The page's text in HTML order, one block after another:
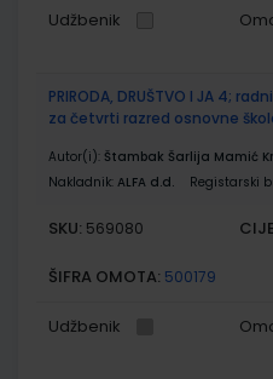
Udžbenik
PRIRODA, DRUŠTVO I JA 4;
za četvrti razred osnovne
Autor(i): Štambak Šarlija Mamić
Nakladnik: ALFA d.d. Registarski
SKU: 569080
ŠIFRA OMOTA: 500179
Udžbenik